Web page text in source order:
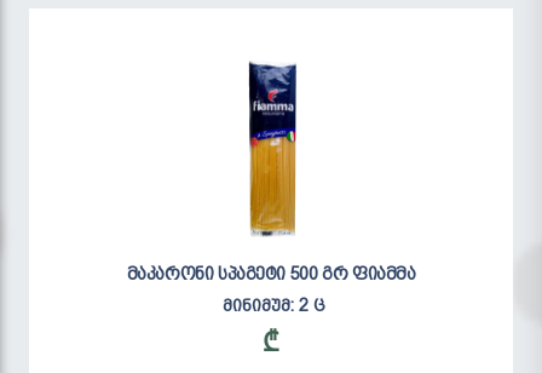
მაკარონი სპაგეტი 500 გრ ფიამმა
მინიმუმ: 2 ც
₾